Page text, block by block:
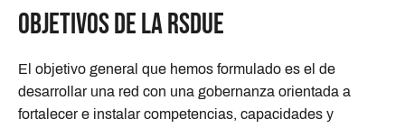
Objetivos de la RSDUE
El objetivo general que hemos formulado es el de
desarrollar una red con una gobernanza orientada a
fortalecer e instalar competencias, capacidades y